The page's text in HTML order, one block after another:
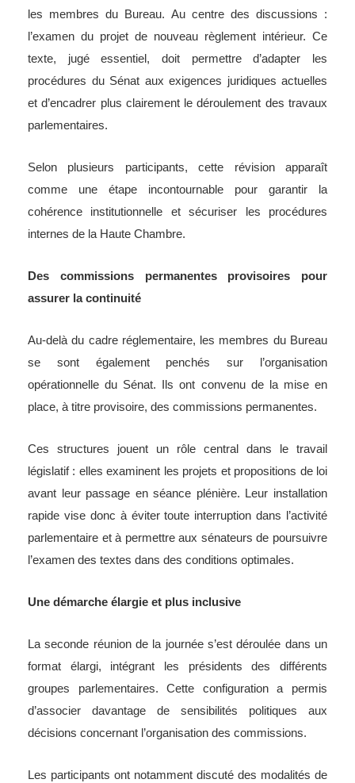
les membres du Bureau. Au centre des discussions :
l’examen du projet de nouveau règlement intérieur. Ce
texte, jugé essentiel, doit permettre d’adapter les
procédures du Sénat aux exigences juridiques actuelles
et d’encadrer plus clairement le déroulement des travaux
parlementaires.
Selon plusieurs participants, cette révision apparaît
comme une étape incontournable pour garantir la
cohérence institutionnelle et sécuriser les procédures
internes de la Haute Chambre.
Des commissions permanentes provisoires pour
assurer la continuité
Au-delà du cadre réglementaire, les membres du Bureau
se sont également penchés sur l’organisation
opérationnelle du Sénat. Ils ont convenu de la mise en
place, à titre provisoire, des commissions permanentes.
Ces structures jouent un rôle central dans le travail
législatif : elles examinent les projets et propositions de loi
avant leur passage en séance plénière. Leur installation
rapide vise donc à éviter toute interruption dans l’activité
parlementaire et à permettre aux sénateurs de poursuivre
l’examen des textes dans des conditions optimales.
Une démarche élargie et plus inclusive
La seconde réunion de la journée s’est déroulée dans un
format élargi, intégrant les présidents des différents
groupes parlementaires. Cette configuration a permis
d’associer davantage de sensibilités politiques aux
décisions concernant l’organisation des commissions.
Les participants ont notamment discuté des modalités de